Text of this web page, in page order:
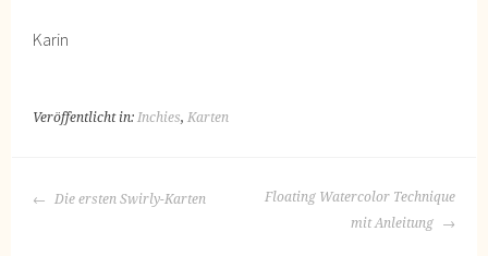
Karin
Veröffentlicht in:Inchies,Karten
BEITRAGS-
Die ersten Swirly-Karten
Floating Watercolor Technique
mit Anleitung